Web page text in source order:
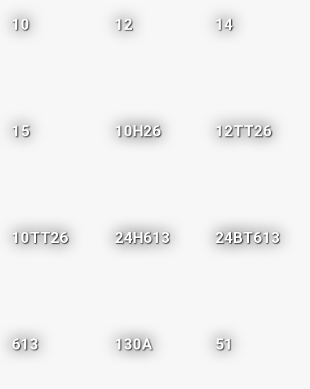
10 12 14
15 10H26 12TT26
10TT26 24H613 24BT613
613 130A 51